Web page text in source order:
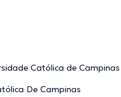
Católica de Campinas
De Campinas